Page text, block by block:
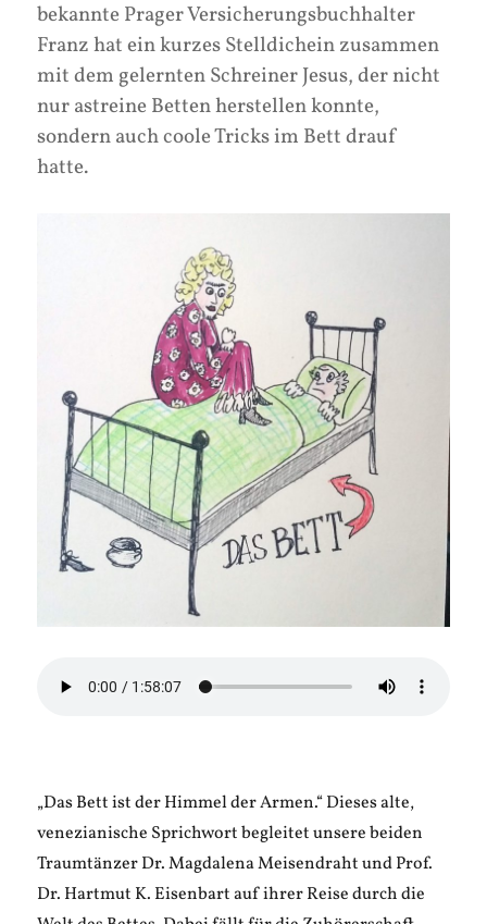
bekannte Prager Versicherungsbuchhalter
Franz hat ein kurzes Stelldichein zusammen
mit dem gelernten Schreiner Jesus, der nicht
nur astreine Betten herstellen konnte,
sondern auch coole Tricks im Bett drauf
hatte.
„Das Bett ist der Himmel der Armen.“ Dieses alte,
venezianische Sprichwort begleitet unsere beiden
Traumtänzer Dr. Magdalena Meisendraht und Prof.
Dr. Hartmut K. Eisenbart auf ihrer Reise durch die